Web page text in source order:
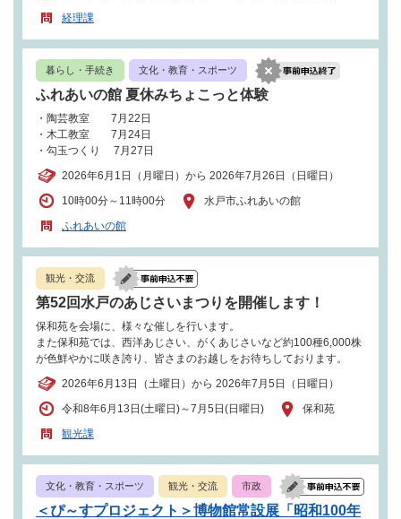
経理課
暮らし・手続き 文化・教育・スポーツ
ふれあいの館 夏休みちょこっと体験
・陶芸教室 7月22日
・木工教室 7月24日
・勾玉つくり 7月27日
2026年6月1日（月曜日）から 2026年7月26日（日曜日）
10時00分～11時00分
水戸市ふれあいの館
ふれあいの館
観光・交流
第52回水戸のあじさいまつりを開催します！
保和苑を会場に、様々な催しを行います。
また保和苑では、西洋あじさい、がくあじさいなど約100種6,000株
が色鮮やかに咲き誇り、皆さまのお越しをお待ちしております。
2026年6月13日（土曜日）から 2026年7月5日（日曜日）
令和8年6月13日(土曜日)～7月5日(日曜日)
保和苑
観光課
文化・教育・スポーツ 観光・交流 市政
＜ぴ～すプロジェクト＞博物館常設展「昭和100年